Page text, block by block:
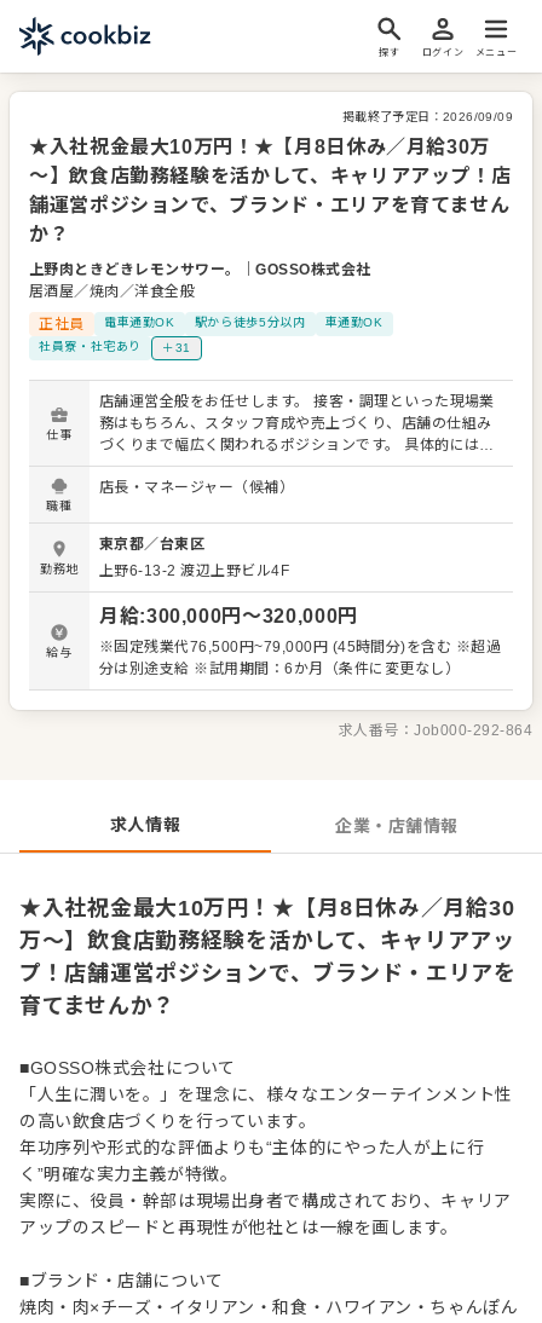
探す ログイン メニュー
掲載終了予定日： 2026/09/09
★入社祝金最大10万円！★【月8日休み／月給30万
～】飲食店勤務経験を活かして、キャリアアップ！店
舗運営ポジションで、ブランド・エリアを育てません
か？
上野肉ときどきレモンサワー。 ｜GOSSO株式会社
居酒屋／焼肉／洋食全般
正社員
電車通勤OK 駅から徒歩5分以内
車通勤OK
社員寮・社宅あり
＋31
仕事
店舗運営全般をお任せします。 接客・調理といった現場業
務はもちろん、スタッフ育成や売上づくり、店舗の仕組み
づくりまで幅広く関われるポジションです。 具体的には…
■店舗営業業務 ・ホール業務全般（接客、料理提供、会計
など） ・キッチン業務（仕込み、調理、盛り付け） ・清
■店舗運営・マネジメント業務 ・アルバイトスタッフの採
用、育成、指導 ・シフト管理、人員配置の調整 ・売上管
理、発注業務 ・SNS更新やイベント企画などのプロモーシ
ョン活動 ・メニュー開発、季節限定商品のアイデア出し 将
来的には、エリアを牽引するリーダーや、 本部ポジション
へのキャリアアップも目指せる環境。 年功序列ではなく、
実力と行動力を正当に評価します。 -----------------------------
採用ルールや店舗文化、運営スタイルは現場主導。 「どん
なお店にしたいか」「どんなチームをつくるか」を自分の
重ねていきます！
職種
店長・マネージャー（候補）
勤務地
東京都／台東区
上野6-13-2 渡辺上野ビル4F
給与
月給:300,000円〜320,000円
※固定残業代76,500円~79,000円 (45時間分)を含む ※超過
分は別途支給 ※試用期間：6か月（条件に変更なし）
求人番号：Job000-292-864
求人情報 企業・店舗情報
★入社祝金最大10万円！★【月8日休み／月給30
万～】飲食店勤務経験を活かして、キャリアアッ
プ！店舗運営ポジションで、ブランド・エリアを
育てませんか？
■GOSSO株式会社について
「人生に潤いを。」を理念に、様々なエンターテインメント性
の高い飲食店づくりを行っています。
年功序列や形式的な評価よりも“主体的にやった人が上に行
く”明確な実力主義が特徴。
実際に、役員・幹部は現場出身者で構成されており、キャリア
アップのスピードと再現性が他社とは一線を画します。
■ブランド・店舗について
焼肉・肉×チーズ・イタリアン・和食・ハワイアン・ちゃんぽん